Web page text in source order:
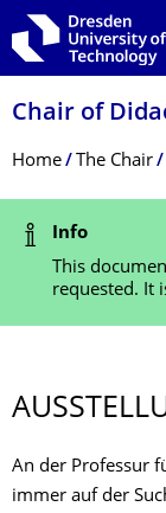
Skip to main
Skip to search
Skip to content
Chair of
Breadcrumb Menu
Home The Chair
Status
Info
This
requested. It
An der Professur
immer auf der